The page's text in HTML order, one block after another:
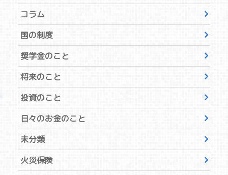
コラム
国の制度
奨学金のこと
将来のこと
投資のこと
日々のお金のこと
未分類
火災保険